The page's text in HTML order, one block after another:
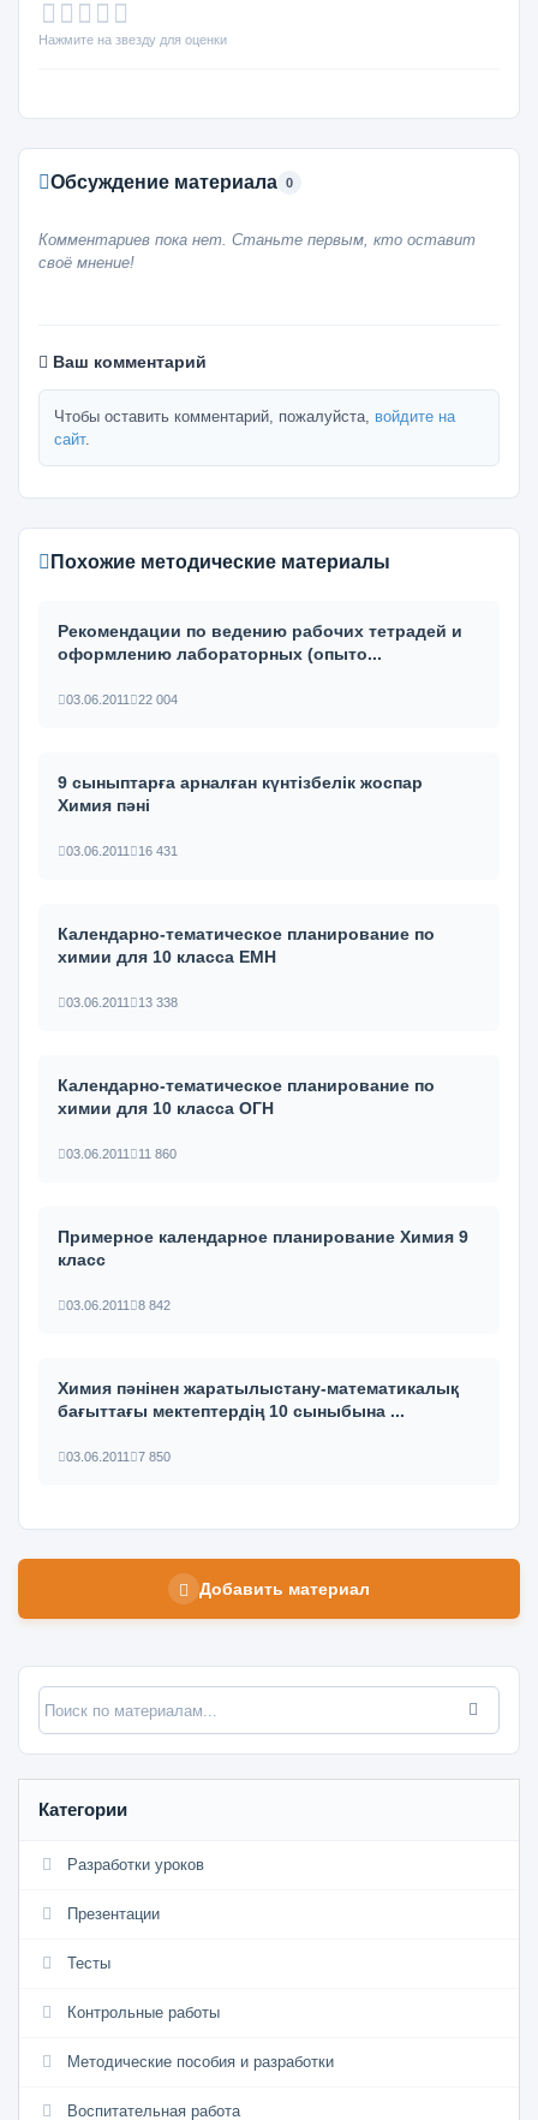
Нажмите на звезду для оценки
Обсуждение материала 0
Комментариев пока нет. Станьте первым, кто оставит
своё мнение!
Ваш комментарий
Чтобы оставить комментарий, пожалуйста, войдите на
сайт.
Похожие методические материалы
Рекомендации по ведению рабочих тетрадей и
оформлению лабораторных (опыто...
03.06.2011 22 004
9 сыныптарға арналған күнтізбелік жоспар
Химия пәні
03.06.2011 16 431
Календарно-тематическое планирование по
химии для 10 класса ЕМН
03.06.2011 13 338
Календарно-тематическое планирование по
химии для 10 класса ОГН
03.06.2011 11 860
Примерное календарное планирование Химия 9
класс
03.06.2011 8 842
Химия пәнінен жаратылыстану-математикалық
бағыттағы мектептердің 10 сыныбына ...
03.06.2011 7 850
Добавить материал
Категории
Разработки уроков
Презентации
Тесты
Контрольные работы
Методические пособия и разработки
Воспитательная работа